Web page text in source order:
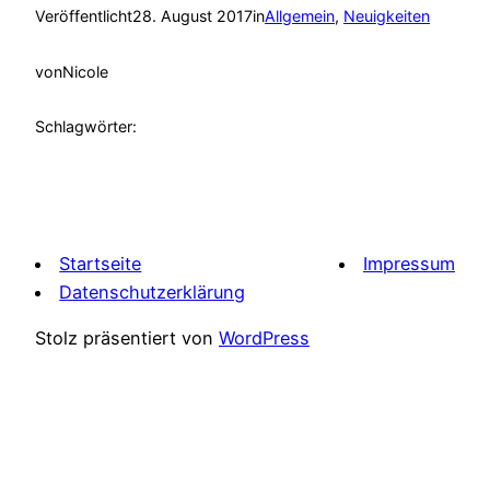
Veröffentlicht28. August 2017inAllgemein, Neuigkeiten
vonNicole
Schlagwörter:
Startseite
Impressum
Datenschutzerklärung
Stolz präsentiert von WordPress